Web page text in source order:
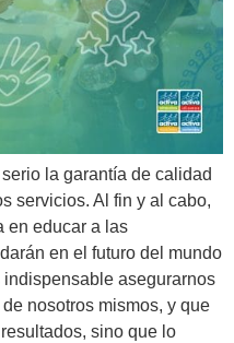
la garantía de calidad
servicios. Al fin y al cabo,
en educar a las
en el futuro del mundo
asegurarnos
nosotros mismos, y que
sino que lo